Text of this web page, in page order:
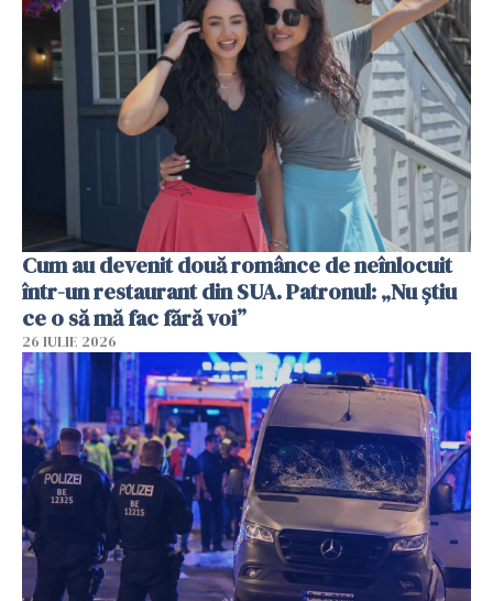
Cum au devenit două românce de neînlocuit
într-un restaurant din SUA. Patronul: „Nu știu
ce o să mă fac fără voi”
26 IULIE 2026